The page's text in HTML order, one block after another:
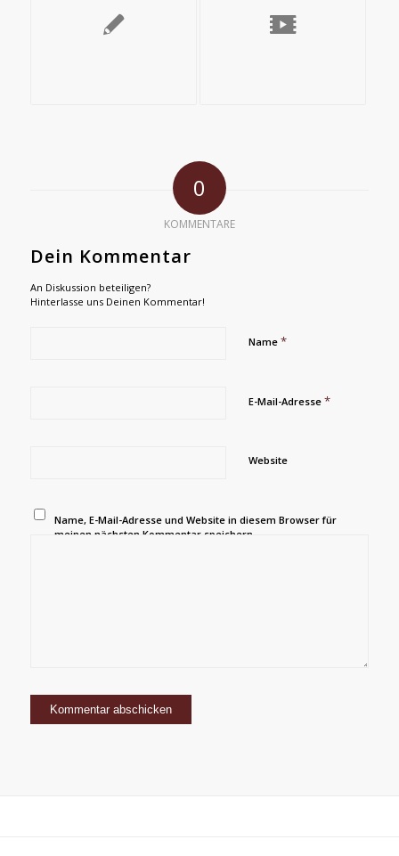
0
KOMMENTARE
Dein Kommentar
An Diskussion beteiligen?
Hinterlasse uns Deinen Kommentar!
Name *
E-Mail-Adresse *
Website
Name, E-Mail-Adresse und Website in diesem Browser für
meinen nächsten Kommentar speichern.